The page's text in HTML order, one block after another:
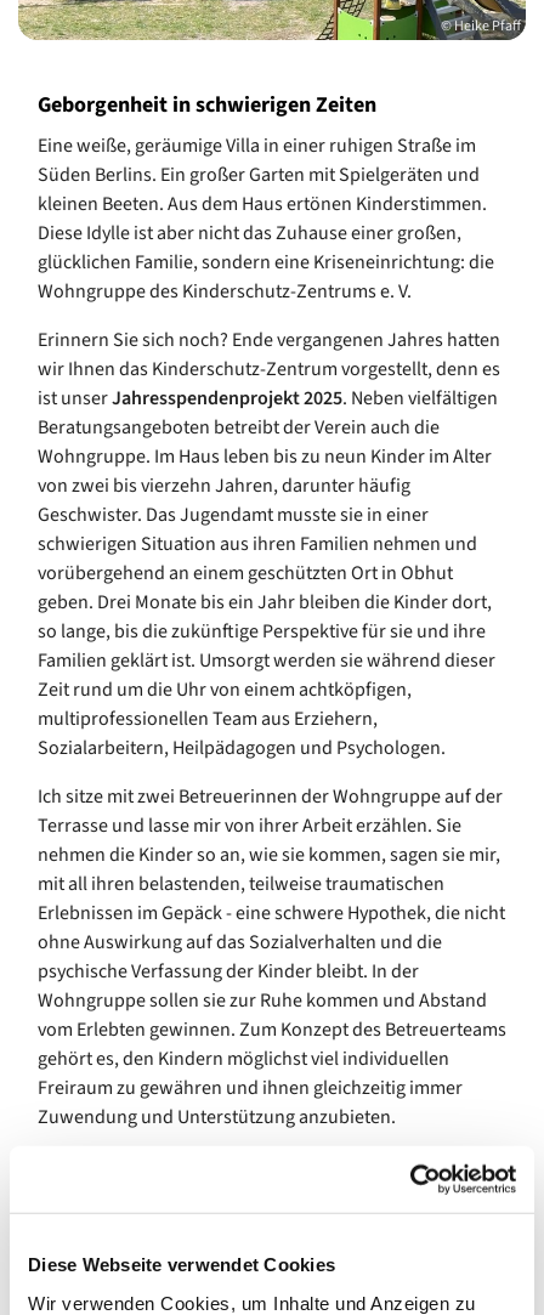
Diese Webseite verwendet Cookies
Wir verwenden Cookies, um Inhalte und Anzeigen zu
© Heike Pfaff
Geborgenheit in schwierigen Zeiten
Eine weiße, geräumige Villa in einer ruhigen Straße im
Süden Berlins. Ein großer Garten mit Spielgeräten und
kleinen Beeten. Aus dem Haus ertönen Kinderstimmen.
Diese Idylle ist aber nicht das Zuhause einer großen,
glücklichen Familie, sondern eine Kriseneinrichtung: die
Wohngruppe des Kinderschutz-Zentrums e. V.
Erinnern Sie sich noch? Ende vergangenen Jahres hatten
wir Ihnen das Kinderschutz-Zentrum vorgestellt, denn es
ist unserJahresspendenprojekt 2025. Neben vielfältigen
Beratungsangeboten betreibt der Verein auch die
Wohngruppe. Im Haus leben bis zu neun Kinder im Alter
von zwei bis vierzehn Jahren, darunter häufig
Geschwister. Das Jugendamt musste sie in einer
schwierigen Situation aus ihren Familien nehmen und
vorübergehend an einem geschützten Ort in Obhut
geben. Drei Monate bis ein Jahr bleiben die Kinder dort,
so lange, bis die zukünftige Perspektive für sie und ihre
Familien geklärt ist. Umsorgt werden sie während dieser
Zeit rund um die Uhr von einem achtköpfigen,
multiprofessionellen Team aus Erziehern,
Sozialarbeitern, Heilpädagogen und Psychologen.
Ich sitze mit zwei Betreuerinnen der Wohngruppe auf der
Terrasse und lasse mir von ihrer Arbeit erzählen. Sie
nehmen die Kinder so an, wie sie kommen, sagen sie mir,
mit all ihren belastenden, teilweise traumatischen
Erlebnissen im Gepäck - eine schwere Hypothek, die nicht
ohne Auswirkung auf das Sozialverhalten und die
psychische Verfassung der Kinder bleibt. In der
Wohngruppe sollen sie zur Ruhe kommen und Abstand
vom Erlebten gewinnen. Zum Konzept des Betreuerteams
gehört es, den Kindern möglichst viel individuellen
Freiraum zu gewähren und ihnen gleichzeitig immer
Zuwendung und Unterstützung anzubieten.
Natürlich gibt es auch Regeln, dazu gehört eine stark
eingeschränkte Medienzeit und ein strukturierter
ersten Mal in ihrem Leben.
Die Betreuer legen Wert darauf, dass die Kinder nicht